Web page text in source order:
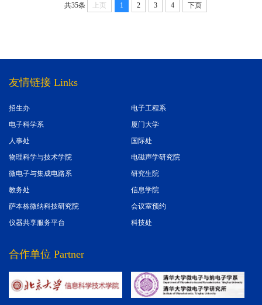
共35条 上页 1 2 3 4 下页
友情链接 Links
电子工程系
招生办
厦门大学
电子科学系
国际处
人事处
电磁声学研究院
物理科学与技术学院
研究生院
微电子与集成电路系
信息学院
教务处
会议室预约
萨本栋微纳科技研究院
科技处
仪器共享服务平台
合作单位 Partner